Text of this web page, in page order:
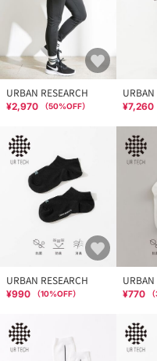
URBAN RESEARCH
¥2,970 （50%OFF）
URBAN
¥7,260
URBAN RESEARCH
¥990 （10%OFF）
URBAN
¥770 （